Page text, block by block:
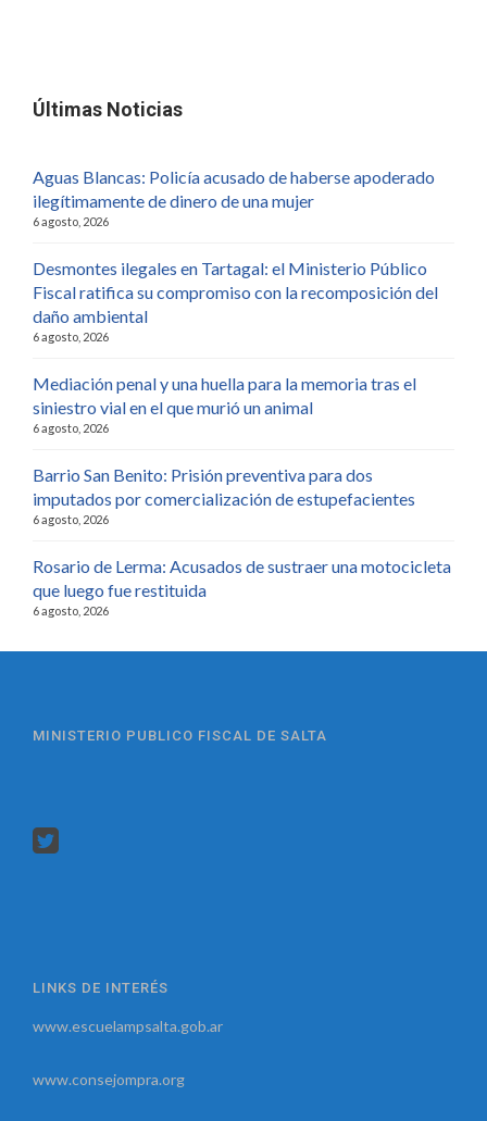
Últimas Noticias
Aguas Blancas: Policía acusado de haberse apoderado
ilegítimamente de dinero de una mujer
6 agosto, 2026
Desmontes ilegales en Tartagal: el Ministerio Público
Fiscal ratifica su compromiso con la recomposición del
daño ambiental
6 agosto, 2026
Mediación penal y una huella para la memoria tras el
siniestro vial en el que murió un animal
6 agosto, 2026
Barrio San Benito: Prisión preventiva para dos
imputados por comercialización de estupefacientes
6 agosto, 2026
Rosario de Lerma: Acusados de sustraer una motocicleta
que luego fue restituida
6 agosto, 2026
MINISTERIO PUBLICO FISCAL DE SALTA
LINKS DE INTERÉS
www.escuelampsalta.gob.ar
www.consejompra.org